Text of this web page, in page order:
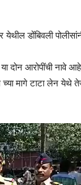
येथील डोंबिवली
आरोपींची नावे
च्या मागे टाटा लेन